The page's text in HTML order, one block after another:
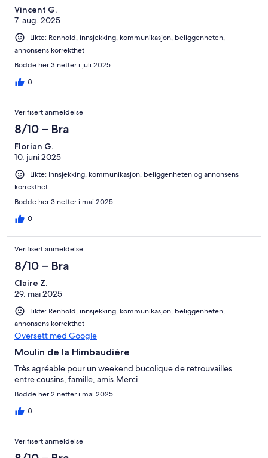
Vincent G.
7. aug. 2025
Likte: Renhold, innsjekking, kommunikasjon, beliggenheten,
annonsens korrekthet
Bodde her 3 netter i juli 2025
0
Verifisert anmeldelse
8/10 – Bra
Florian G.
10. juni 2025
Likte: Innsjekking, kommunikasjon, beliggenheten og annonsens
korrekthet
Bodde her 3 netter i mai 2025
0
Verifisert anmeldelse
8/10 – Bra
Claire Z.
29. mai 2025
Likte: Renhold, innsjekking, kommunikasjon, beliggenheten,
annonsens korrekthet
Oversett med Google
Moulin de la Himbaudière
Très agréable pour un weekend bucolique de retrouvailles
entre cousins, famille, amis.Merci
Bodde her 2 netter i mai 2025
0
Verifisert anmeldelse